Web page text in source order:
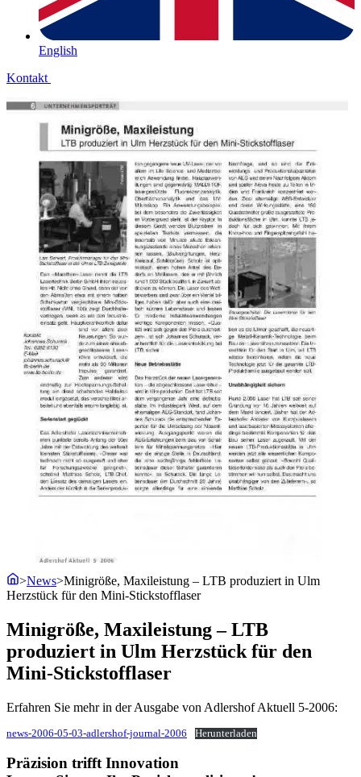
English
Kontakt
>News>Minigröße, Maxileistung – LTB produziert in Ulm
Herzstück für den Mini-Stickstofflaser
Minigröße, Maxileistung – LTB
produziert in Ulm Herzstück für den
Mini-Stickstofflaser
Erfahren Sie mehr in der Ausgabe von Adlershof Aktuell 5-2006:
news-2006-05-03-adlershof-journal-2006 Herunterladen
Präzision trifft Innovation